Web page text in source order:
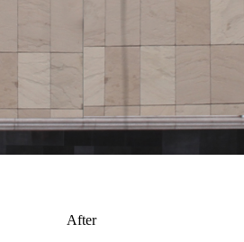
After